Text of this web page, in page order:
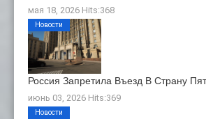
мая 18, 2026 Hits:368
Россия Запретила Въезд В Страну
июнь 03, 2026 Hits:369
Новости
Новости